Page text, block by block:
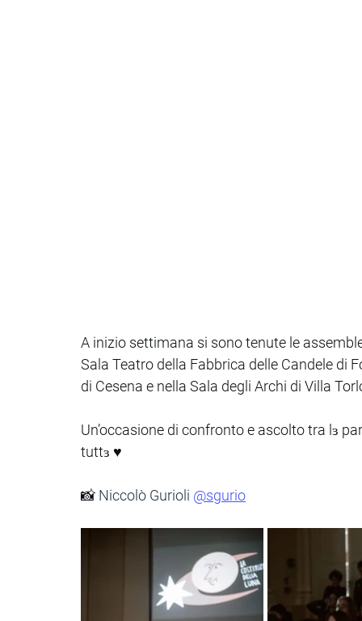
A inizio settimana si sono tenute le
Sala Teatro della Fabbrica delle Candele di
di Cesena e nella Sala degli Archi di Villa
Un’occasione di confronto e ascolto tra lɜ
tuttɜ ♥️
📸 Niccolò Gurioli @sgurio